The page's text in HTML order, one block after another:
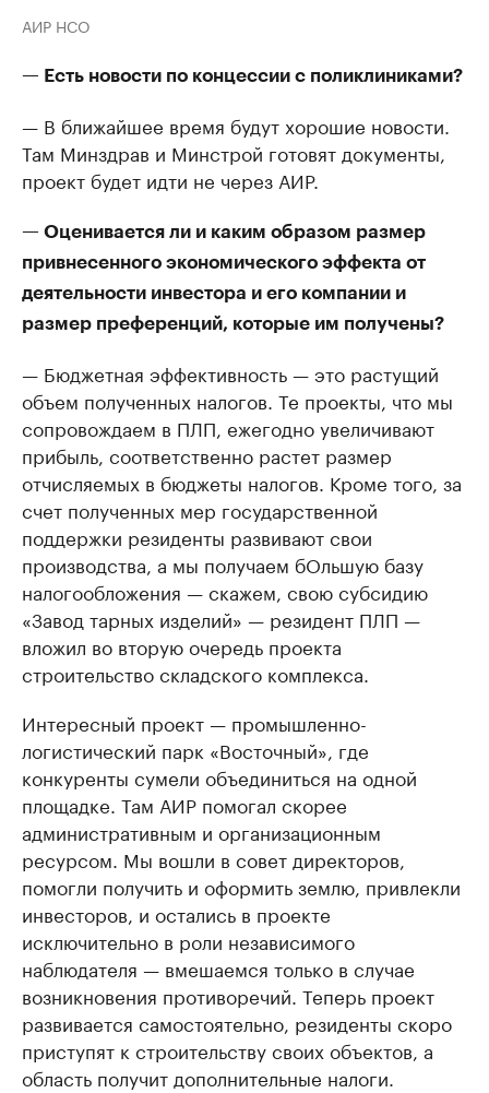
АИР НСО
— Есть новости по концессии с поликлиниками?
— В ближайшее время будут хорошие новости.
Там Минздрав и Минстрой готовят документы,
проект будет идти не через АИР.
— Оценивается ли и каким образом размер
привнесенного экономического эффекта от
деятельности инвестора и его компании и
размер преференций, которые им получены?
— Бюджетная эффективность — это растущий
объем полученных налогов. Те проекты, что мы
сопровождаем в ПЛП, ежегодно увеличивают
прибыль, соответственно растет размер
отчисляемых в бюджеты налогов. Кроме того, за
счет полученных мер государственной
поддержки резиденты развивают свои
производства, а мы получаем бОльшую базу
налогообложения — скажем, свою субсидию
«Завод тарных изделий» — резидент ПЛП —
вложил во вторую очередь проекта
строительство складского комплекса.
Интересный проект — промышленно-
логистический парк «Восточный», где
конкуренты сумели объединиться на одной
площадке. Там АИР помогал скорее
административным и организационным
ресурсом. Мы вошли в совет директоров,
помогли получить и оформить землю, привлекли
инвесторов, и остались в проекте
исключительно в роли независимого
наблюдателя — вмешаемся только в случае
возникновения противоречий. Теперь проект
развивается самостоятельно, резиденты скоро
приступят к строительству своих объектов, а
область получит дополнительные налоги.